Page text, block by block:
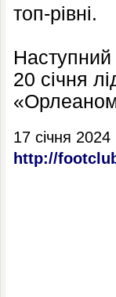
топ-рівні.
20 січня
17 січня
http://